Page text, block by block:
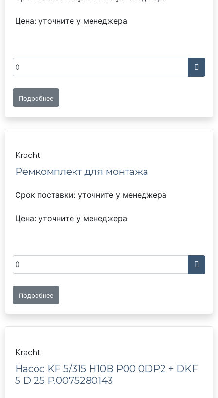
Цена: уточните у менеджера
Подробнее
Kracht
Ремкомплект для монтажа
Срок поставки: уточните у менеджера
Цена: уточните у менеджера
Подробнее
Kracht
Насос KF 5/315 H10B P00 0DP2 + DKF
5 D 25 P.0075280143